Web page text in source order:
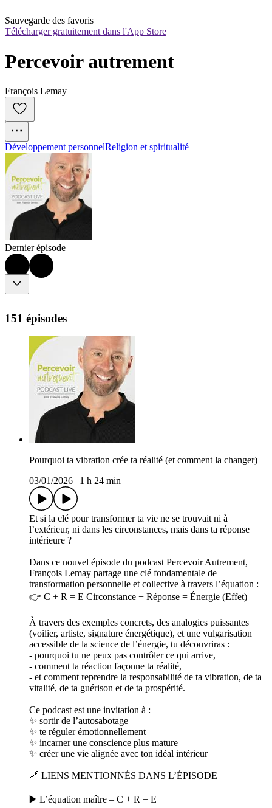
Sauvegarde des favoris
Télécharger gratuitement dans l'App Store
Percevoir autrement
François Lemay
Développement personnelReligion et spiritualité
Dernier épisode
151 épisodes
Pourquoi ta vibration crée ta réalité (et comment la changer)
03/01/2026
1 h 24 min
Et si la clé pour transformer ta vie ne se trouvait ni à
l’extérieur, ni dans les circonstances, mais dans ta réponse
intérieure ?
Dans ce nouvel épisode du podcast Percevoir Autrement,
François Lemay partage une clé fondamentale de
transformation personnelle et collective à travers l’équation :
👉 C + R = E Circonstance + Réponse = Énergie (Effet)
À travers des exemples concrets, des analogies puissantes
(voilier, artiste, signature énergétique), et une vulgarisation
accessible de la science de l’énergie, tu découvriras :
- pourquoi tu ne peux pas contrôler ce qui arrive,
- comment ta réaction façonne ta réalité,
- et comment reprendre la responsabilité de ta vibration, de ta
vitalité, de ta guérison et de ta prospérité.
Ce podcast est une invitation à :
✨ sortir de l’autosabotage
✨ te réguler émotionnellement
✨ incarner une conscience plus mature
✨ créer une vie alignée avec ton idéal intérieur
🔗 LIENS MENTIONNÉS DANS L’ÉPISODE
▶️ L’équation maître – C + R = E